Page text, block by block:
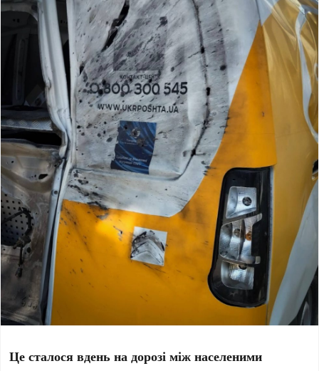
Це сталося вдень на дорозі між населеними